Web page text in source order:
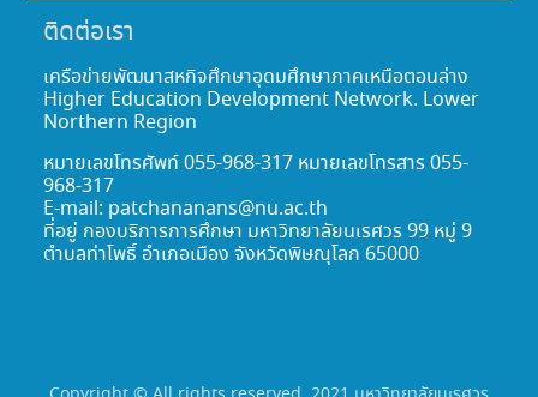
ติดต่อเรา
เครือข่ายพัฒนาสหกิจศึกษาอุดมศึกษาภาคเหนือตอนล่าง
Higher Education Development Network. Lower
Northern Region
หมายเลขโทรศัพท์ 055-968-317 หมายเลขโทรสาร 055-
968-317
E-mail: patchananans@nu.ac.th
ที่อยู่ กองบริการการศึกษา มหาวิทยาลัยนเรศวร 99 หมู่ 9
ตำบลท่าโพธิ์ อำเภอเมือง จังหวัดพิษณุโลก 65000